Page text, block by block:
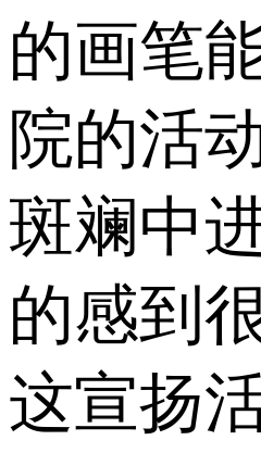
的画笔
院的活
斑斓中
的感到
这宣扬